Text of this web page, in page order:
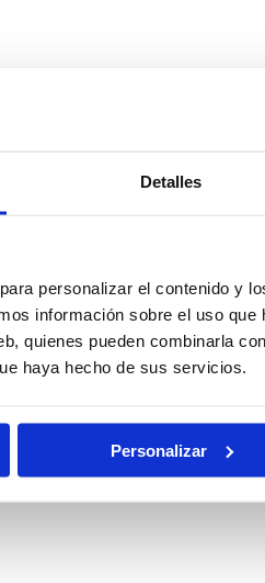
Detalles
personalizar el contenido y
información sobre el uso
quienes pueden combinarla
haya hecho de sus servicios.
Personalizar
Oposiciones
de Justicia
Pruebas
Físicas